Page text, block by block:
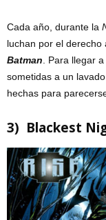
Cada año, durante la
luchan por el
Batman . Para llegar
sometidas a un
hechas para
3) Blackest